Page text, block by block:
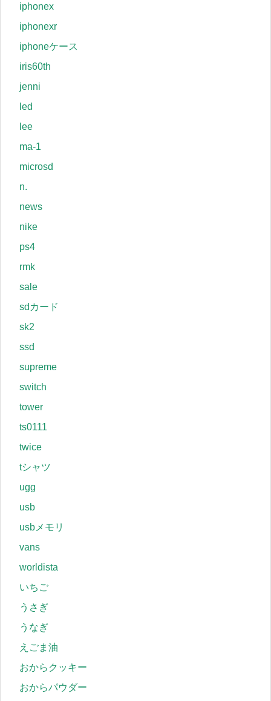
iphonex
iphonexr
iphoneケース
iris60th
jenni
led
lee
ma-1
microsd
n.
news
nike
ps4
rmk
sale
sdカード
sk2
ssd
supreme
switch
tower
ts0111
twice
tシャツ
ugg
usb
usbメモリ
vans
worldista
いちご
うさぎ
うなぎ
えごま油
おからクッキー
おからパウダー